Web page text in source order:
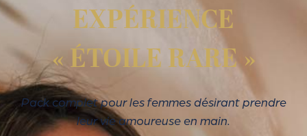
EXPÉRIENCE
« ÉTOILE RARE »
Pack complet pour les femmes désirant prendre
leur vie amoureuse en main.